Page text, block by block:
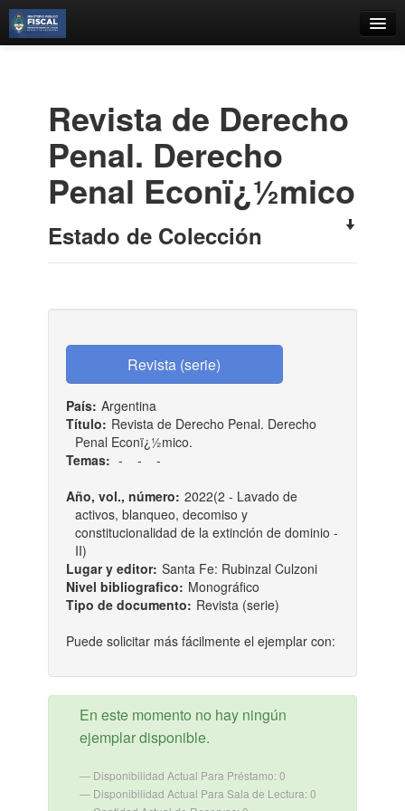
Estantes Virtuales
Contacto
Iniciar sesión
Revista de Derecho
Penal. Derecho
Penal Econï¿½mico
Estado de Colección
País: Argentina
Título: Revista de Derecho Penal. Derecho
Penal Econï¿½mico.
Temas: - -
-
Año, vol., número: 2022(2 - Lavado de
activos, blanqueo, decomiso y
constitucionalidad de la extinción de dominio -
II)
Lugar y editor: Santa Fe: Rubinzal Culzoni
Nivel bibliografico: Monográfico
Tipo de documento: Revista (serie)
Puede solicitar más fácilmente el ejemplar con:
En este momento no hay ningún
ejemplar disponible.
Disponibilidad Actual Para Préstamo: 0
Disponibilidad Actual Para Sala de Lectura: 0